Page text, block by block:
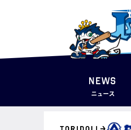
NEWS
ニュース